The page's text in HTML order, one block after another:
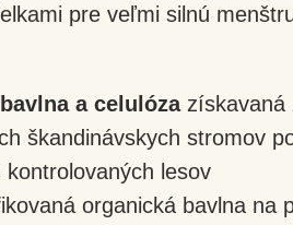
pre veľmi silnú
a celulózazískavaná
škandinávskych stromov
lesov
organická bavlna na